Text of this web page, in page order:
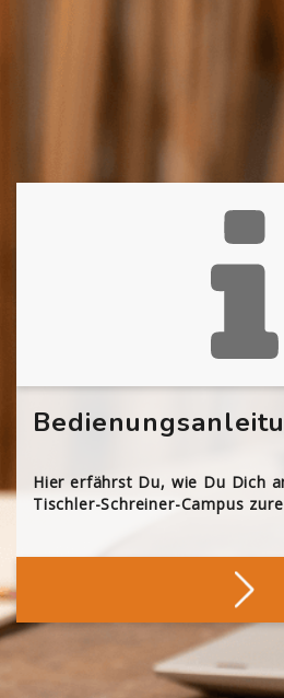
Hier erfährst Du, wie Du Dich
Tischler-Schreiner-Campus